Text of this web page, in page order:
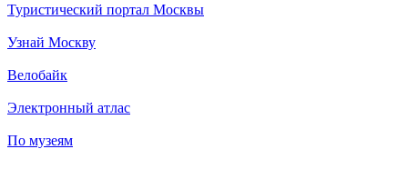
Туристический портал Москвы
Узнай Москву
Велобайк
Электронный атлас
По музеям